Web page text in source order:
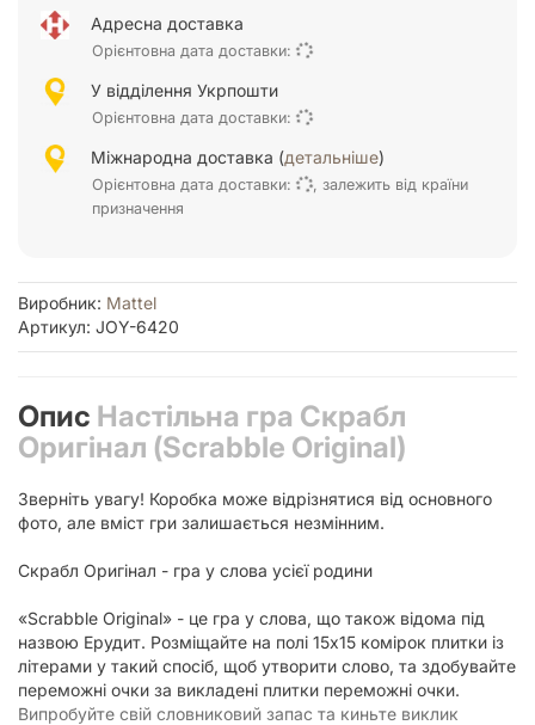
Адресна доставка
Орієнтовна дата доставки:
У відділення Укрпошти
Орієнтовна дата доставки:
Міжнародна доставка (детальніше)
Орієнтовна дата доставки:
, залежить від країни
призначення
Виробник: Mattel
Артикул: JOY-6420
Опис Настільна гра Скрабл
Оригінал (Scrabble Original)
Зверніть увагу! Коробка може відрізнятися від основного
фото, але вміст гри залишається незмінним.
Скрабл Оригінал - гра у слова усієї родини
«Scrabble Original» - це гра у слова, що також відома під
назвою Ерудит. Розміщайте на полі 15х15 комірок плитки із
літерами у такий спосіб, щоб утворити слово, та здобувайте
переможні очки за викладені плитки переможні очки.
Випробуйте свій словниковий запас та киньте виклик